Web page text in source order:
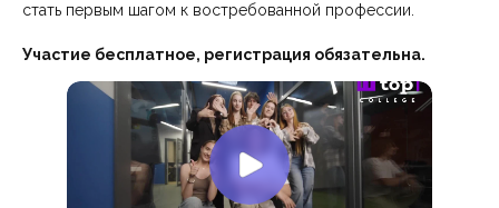
стать первым шагом к востребованной профессии.
Участие бесплатное, регистрация обязательна.